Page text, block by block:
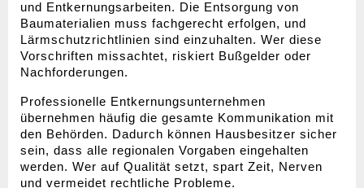
und Entkernungsarbeiten. Die Entsorgung von
Baumaterialien muss fachgerecht erfolgen, und
Lärmschutzrichtlinien sind einzuhalten. Wer diese
Vorschriften missachtet, riskiert Bußgelder oder
Nachforderungen.
Professionelle Entkernungsunternehmen
übernehmen häufig die gesamte Kommunikation mit
den Behörden. Dadurch können Hausbesitzer sicher
sein, dass alle regionalen Vorgaben eingehalten
werden. Wer auf Qualität setzt, spart Zeit, Nerven
und vermeidet rechtliche Probleme.